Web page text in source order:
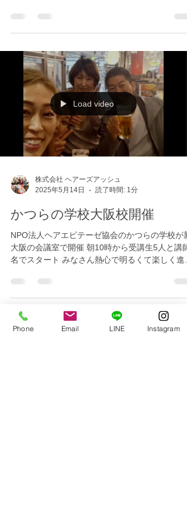
ありますが、温かく受け入れていただき、本当
Load video
株式会社 ヘアーズアッシュ
2025年5月14日
読了時間: 1分
かつらの学校大阪校開催
NPO法人ヘアエピテーゼ協会のかつらの学校が新
大阪の会議室で開催 朝10時から受講生5人と講
名でスタート みなさん熱心で明るくて楽しく進
通話で打合せし、道具もあれこれ準備...
ご相談はこちら
Phone Email LINE Instagram